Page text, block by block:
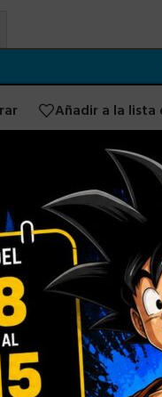
Añadir a la lista
TAZA BARBIE,TAZAS